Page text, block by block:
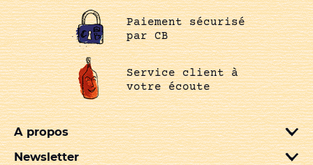
Paiement sécurisé
par CB
Service client à
votre écoute
A propos
Newsletter